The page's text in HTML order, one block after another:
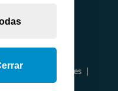
Política de Cookies
Opiniones